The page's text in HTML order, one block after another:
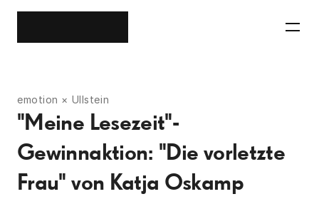
emotion × Ullstein
"Meine Lesezeit"-
Gewinnaktion: "Die vorletzte
Frau" von Katja Oskamp